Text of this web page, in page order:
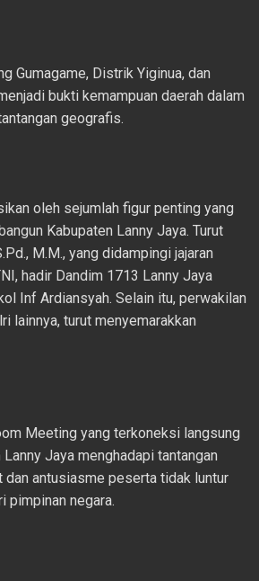
Gumagame, Distrik Yiginua, dan
bukti kemampuan daerah dalam
geografis.
oleh sejumlah figur penting yang
Kabupaten Lanny Jaya. Turut
M.M., yang didampingi jajaran
hadir Dandim 1713 Lanny Jaya
Inf Ardiansyah. Selain itu, perwakilan
lainnya, turut menyemarakkan
Meeting yang terkoneksi langsung
Jaya menghadapi tantangan
dan antusiasme peserta tidak luntur
pimpinan negara.